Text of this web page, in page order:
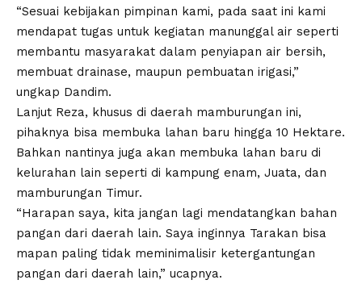
“Sesuai kebijakan pimpinan kami, pada saat ini kami
mendapat tugas untuk kegiatan manunggal air seperti
membantu masyarakat dalam penyiapan air bersih,
membuat drainase, maupun pembuatan irigasi,”
ungkap Dandim.
Lanjut Reza, khusus di daerah mamburungan ini,
pihaknya bisa membuka lahan baru hingga 10 Hektare.
Bahkan nantinya juga akan membuka lahan baru di
kelurahan lain seperti di kampung enam, Juata, dan
mamburungan Timur.
“Harapan saya, kita jangan lagi mendatangkan bahan
pangan dari daerah lain. Saya inginnya Tarakan bisa
mapan paling tidak meminimalisir ketergantungan
pangan dari daerah lain,” ucapnya.